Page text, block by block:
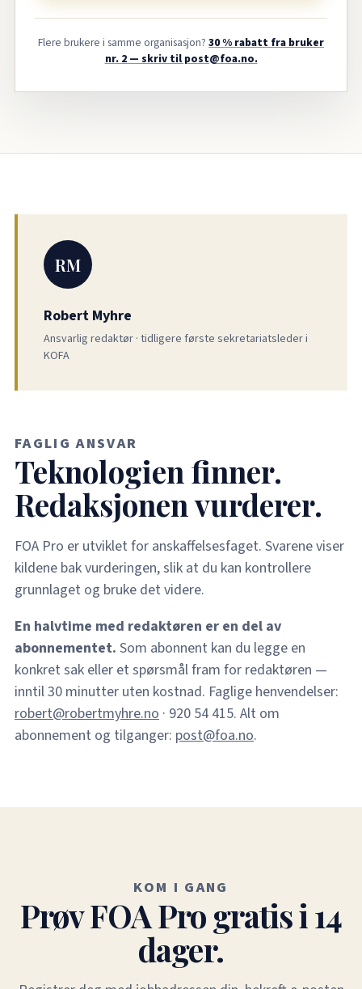
Flere brukere i samme organisasjon? 30 % rabatt fra bruker
nr. 2 — skriv til post@foa.no.
RM
Robert Myhre
Ansvarlig redaktør · tidligere første sekretariatsleder i
KOFA
FAGLIG ANSVAR
Teknologien finner.
Redaksjonen vurderer.
FOA Pro er utviklet for anskaffelsesfaget. Svarene viser
kildene bak vurderingen, slik at du kan kontrollere
grunnlaget og bruke det videre.
En halvtime med redaktøren er en del av
abonnementet. Som abonnent kan du legge en
konkret sak eller et spørsmål fram for redaktøren —
inntil 30 minutter uten kostnad. Faglige henvendelser:
robert@robertmyhre.no · 920 54 415. Alt om
abonnement og tilganger: post@foa.no.
KOM I GANG
Prøv FOA Pro gratis i 14
dager.